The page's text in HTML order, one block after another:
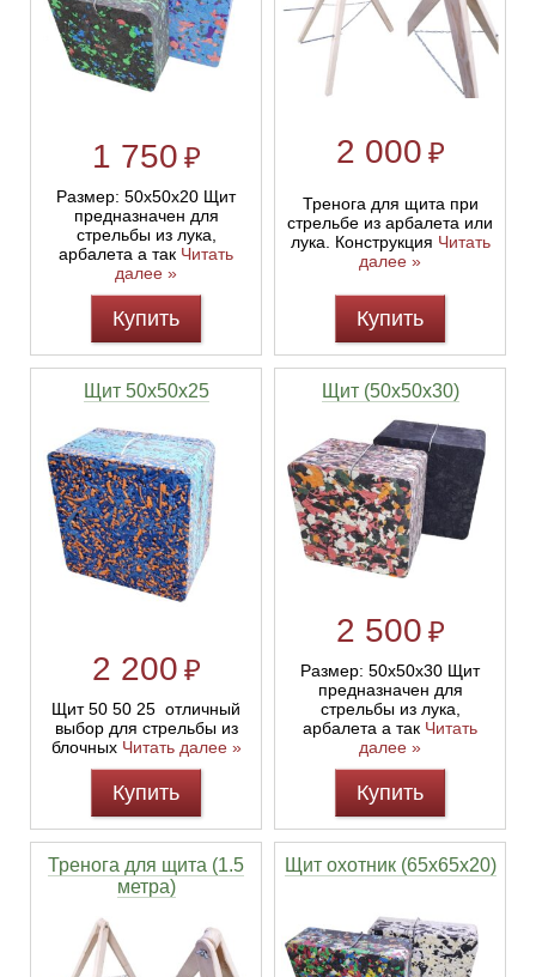
1 750 ₽
Размер: 50х50х20 Щит
предназначен для
стрельбы из лука,
арбалета а так Читать
далее »
Купить
2 000 ₽
Тренога для щита при
стрельбе из арбалета или
лука. Конструкция Читать
далее »
Купить
Щит 50х50х25
2 200 ₽
Щит 50 50 25 отличный
выбор для стрельбы из
блочных Читать далее »
Купить
Щит (50х50х30)
2 500 ₽
Размер: 50х50х30 Щит
предназначен для
стрельбы из лука,
арбалета а так Читать
далее »
Купить
Тренога для щита (1.5
метра)
Щит охотник (65х65х20)